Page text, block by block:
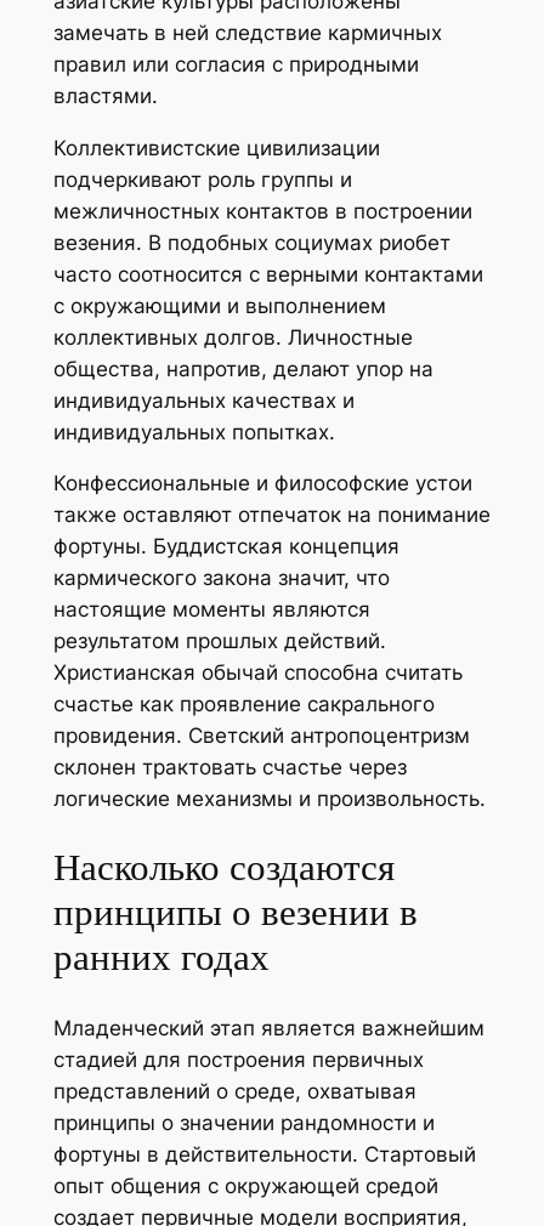
замечать в ней следствие кармичных
правил или согласия с природными
властями.
Коллективистские цивилизации
подчеркивают роль группы и
межличностных контактов в построении
везения. В подобных социумах риобет
часто соотносится с верными контактами
с окружающими и выполнением
коллективных долгов. Личностные
общества, напротив, делают упор на
индивидуальных качествах и
индивидуальных попытках.
Конфессиональные и философские устои
также оставляют отпечаток на понимание
фортуны. Буддистская концепция
кармического закона значит, что
настоящие моменты являются
результатом прошлых действий.
Христианская обычай способна считать
счастье как проявление сакрального
провидения. Светский антропоцентризм
склонен трактовать счастье через
логические механизмы и произвольность.
Насколько создаются
принципы о везении в
ранних годах
Младенческий этап является важнейшим
стадией для построения первичных
представлений о среде, охватывая
принципы о значении рандомности и
фортуны в действительности. Стартовый
опыт общения с окружающей средой
создает первичные модели восприятия,